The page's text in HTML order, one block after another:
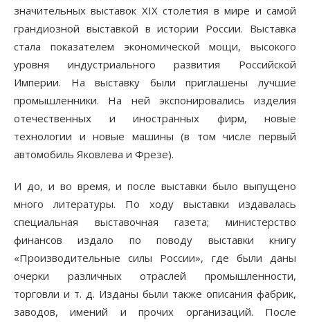
значительных выставок XIX столетия в мире и самой
грандиозной выставкой в истории России. Выставка
стала показателем экономической мощи, высокого
уровня индустриального развития Российской
Империи. На выставку были приглашены лучшие
промышленники. На ней экспонировались изделия
отечественных и иностранных фирм, новые
технологии и новые машины (в том числе первый
автомобиль Яковлева и Фрезе).
И до, и во время, и после выставки было выпущено
много литературы. По ходу выставки издавалась
специальная выставочная газета; министерство
финансов издало по поводу выставки книгу
«Производительные силы России», где были даны
очерки различных отраслей промышленности,
торговли и т. д. Изданы были также описания фабрик,
заводов, имений и прочих организаций. После